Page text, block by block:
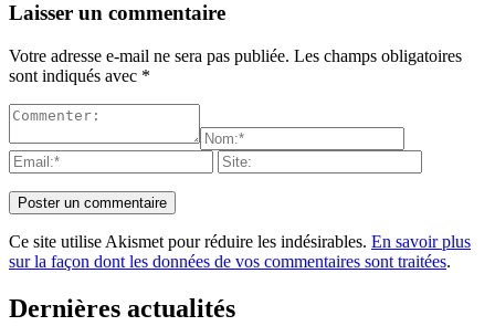
Laisser un commentaire
Votre adresse e-mail ne sera pas publiée. Les champs obligatoires
sont indiqués avec *
Ce site utilise Akismet pour réduire les indésirables. En savoir plus
sur la façon dont les données de vos commentaires sont traitées.
Dernières actualités